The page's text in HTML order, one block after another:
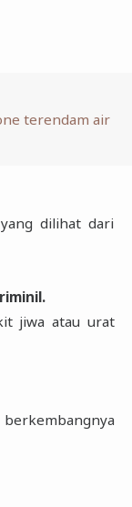
terendam air
dilihat dari
jiwa atau urat